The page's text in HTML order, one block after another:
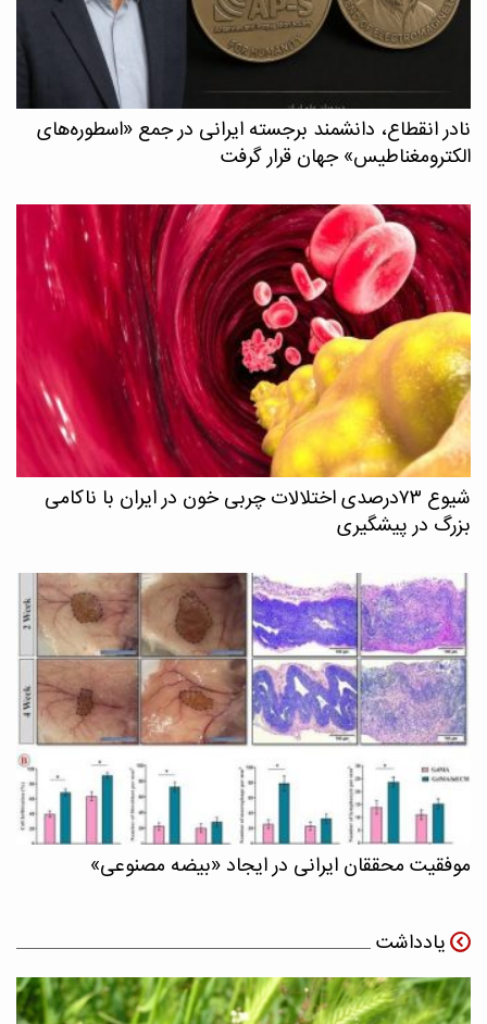
نادر انقطاع، دانشمند برجسته ایرانی در جمع «اسطوره‌های
الکترومغناطیس» جهان قرار گرفت
شیوع ۷۳درصدی اختلالات چربی خون در ایران با ناکامی
بزرگ در پیشگیری
موفقیت محققان ایرانی در ایجاد «بیضه مصنوعی»
یادداشت